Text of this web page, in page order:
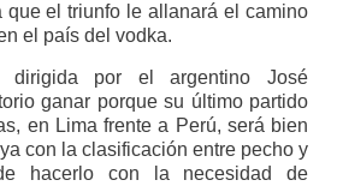
que el triunfo le allanará el camino
el país del vodka.
dirigida por el argentino José
ganar porque su último partido
en Lima frente a Perú, será bien
con la clasificación entre pecho y
hacerlo con la necesidad de